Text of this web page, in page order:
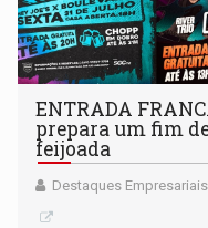
ENTRADA
prepara um fim
feijoada
Destaques Empresariais